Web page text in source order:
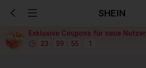
SHEIN
Exklusive Coupons für neue Nutzer
23 : 59 : 55 0